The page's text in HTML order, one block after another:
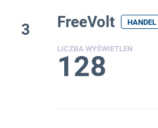
3 FreeVolt HANDEL
LICZBA WYŚWIETLEŃ
128